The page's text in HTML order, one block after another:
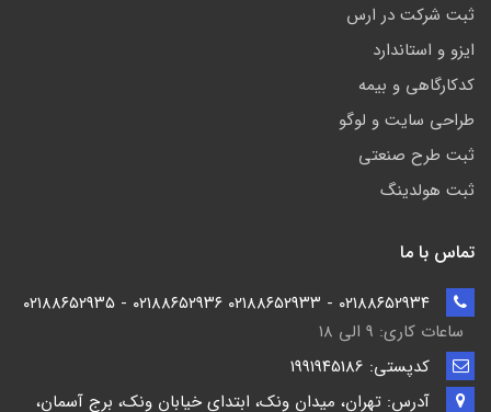
ثبت شرکت در ارس
ایزو و استاندارد
کدکارگاهی و بیمه
طراحی سایت و لوگو
ثبت طرح صنعتی
ثبت هولدینگ
تماس با ما
ساعات کاری: ۹ الی ۱۸
کدپستی: ۱۹۹۱۹۴5186
آدرس: تهران، میدان ونک، ابتدای خیابان ونک، برج آسمان،